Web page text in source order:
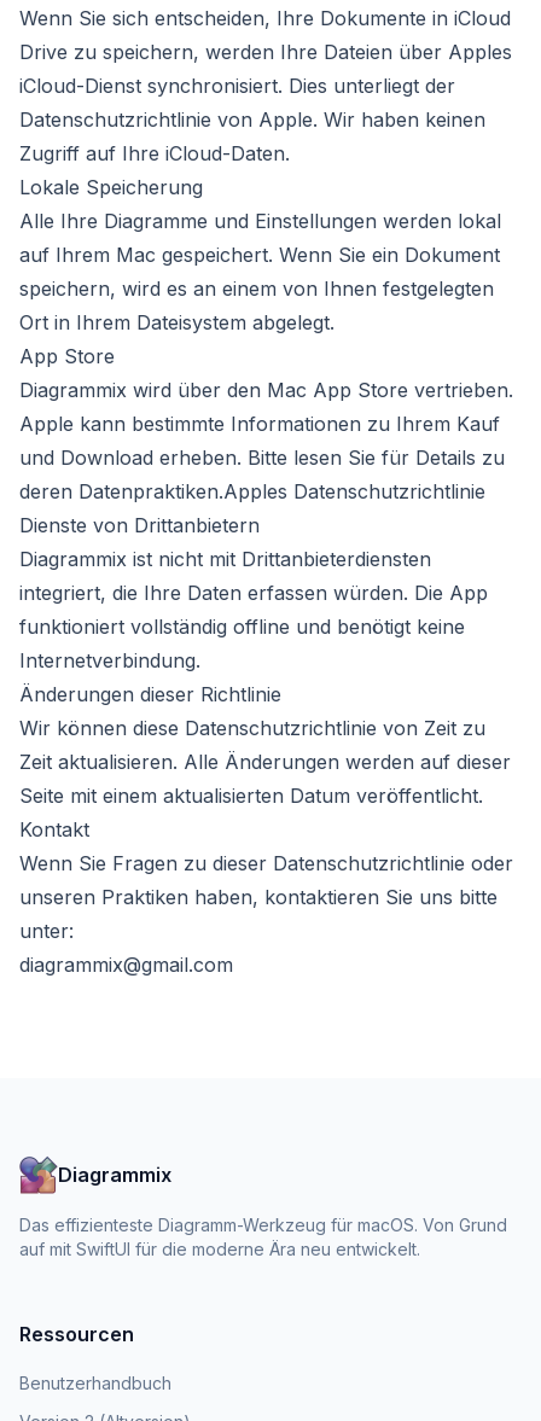
Wenn Sie sich entscheiden, Ihre Dokumente in iCloud
Drive zu speichern, werden Ihre Dateien über Apples
iCloud-Dienst synchronisiert. Dies unterliegt der
Datenschutzrichtlinie von Apple. Wir haben keinen
Zugriff auf Ihre iCloud-Daten.
Lokale Speicherung
Alle Ihre Diagramme und Einstellungen werden lokal
auf Ihrem Mac gespeichert. Wenn Sie ein Dokument
speichern, wird es an einem von Ihnen festgelegten
Ort in Ihrem Dateisystem abgelegt.
App Store
Diagrammix wird über den Mac App Store vertrieben.
Apple kann bestimmte Informationen zu Ihrem Kauf
und Download erheben. Bitte lesen Sie für Details zu
deren Datenpraktiken.Apples Datenschutzrichtlinie
Dienste von Drittanbietern
Diagrammix ist nicht mit Drittanbieterdiensten
integriert, die Ihre Daten erfassen würden. Die App
funktioniert vollständig offline und benötigt keine
Internetverbindung.
Änderungen dieser Richtlinie
Wir können diese Datenschutzrichtlinie von Zeit zu
Zeit aktualisieren. Alle Änderungen werden auf dieser
Seite mit einem aktualisierten Datum veröffentlicht.
Kontakt
Wenn Sie Fragen zu dieser Datenschutzrichtlinie oder
unseren Praktiken haben, kontaktieren Sie uns bitte
unter:
diagrammix@gmail.com
Diagrammix
Das effizienteste Diagramm-Werkzeug für macOS. Von Grund
auf mit SwiftUI für die moderne Ära neu entwickelt.
Ressourcen
Benutzerhandbuch